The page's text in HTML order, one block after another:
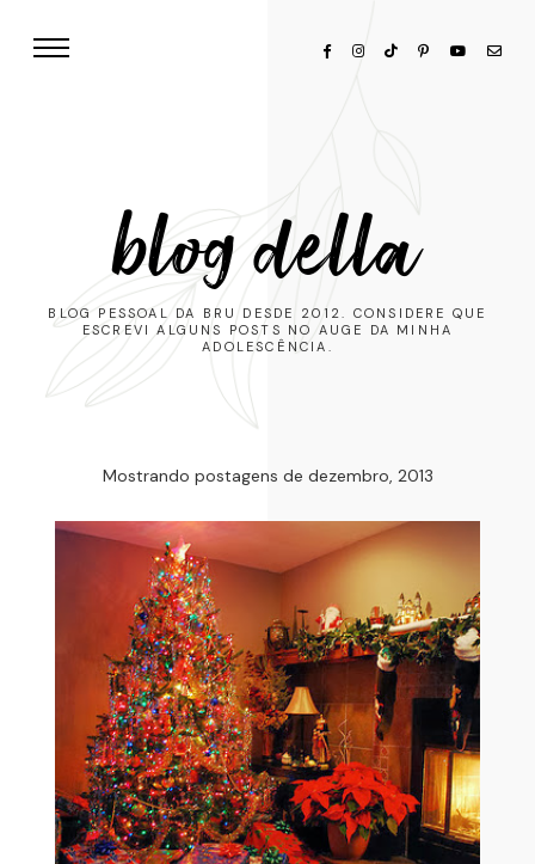
blog della
BLOG PESSOAL DA BRU DESDE 2012. CONSIDERE QUE
ESCREVI ALGUNS POSTS NO AUGE DA MINHA
ADOLESCÊNCIA.
Mostrando postagens de dezembro, 2013